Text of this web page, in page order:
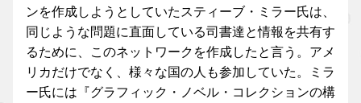
ンを作成しようとしていたスティーブ・ミラー氏は、
同じような問題に直面している司書達と情報を共有す
るために、このネットワークを作成したと言う。アメ
リカだけでなく、様々な国の人も参加していた。ミラ
ー氏には『グラフィック・ノベル・コレクションの構